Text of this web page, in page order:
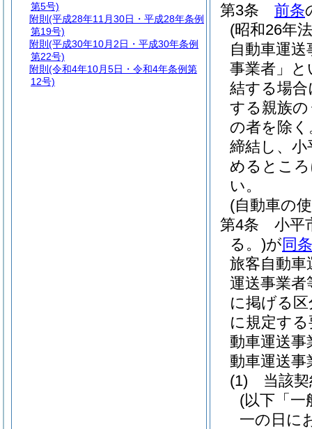
第3条
前条
(昭和26年
自動車運
事業者」と
結する場
する親族
の者を除く
締結し、小
めるとこ
い。
(自動車の
第4条
小平
る。)が同条
旅客自動車
運送事業者
に掲げる
に規定す
動車運送事
動車運送
(1)
当該
(以下「一
一の日に
第5号)
附則 (平成28年11月30日・平成28年条例
第19号)
附則 (平成30年10月2日・平成30年条例
第22号)
附則 (令和4年10月5日・令和4年条例第
12号)